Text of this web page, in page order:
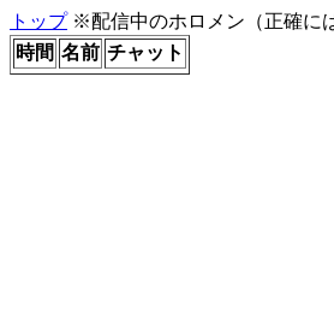
トップ※配信中のホロメン（正確に
時間 名前 チャット